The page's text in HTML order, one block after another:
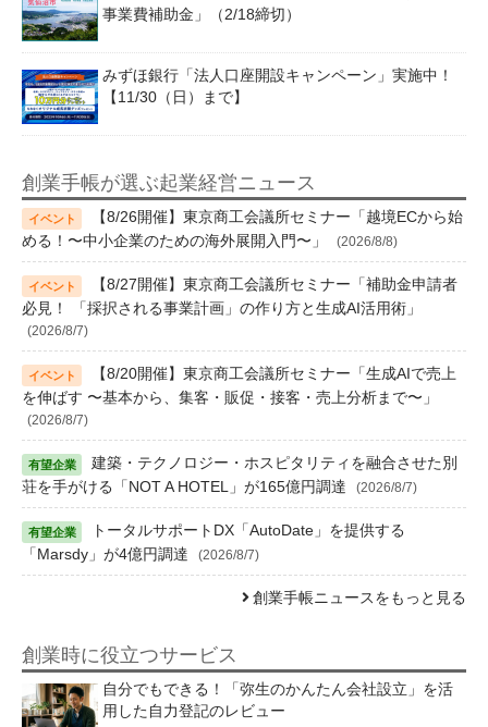
事業費補助金」（2/18締切）
みずほ銀行「法人口座開設キャンペーン」実施中！
【11/30（日）まで】
創業手帳が選ぶ起業経営ニュース
【8/26開催】東京商工会議所セミナー「越境ECから始
める！〜中小企業のための海外展開入門〜」
(2026/8/8)
【8/27開催】東京商工会議所セミナー「補助金申請者
必見！ 「採択される事業計画」の作り方と生成AI活用術」
(2026/8/7)
【8/20開催】東京商工会議所セミナー「生成AIで売上
を伸ばす 〜基本から、集客・販促・接客・売上分析まで〜」
(2026/8/7)
建築・テクノロジー・ホスピタリティを融合させた別
荘を手がける「NOT A HOTEL」が165億円調達
(2026/8/7)
トータルサポートDX「AutoDate」を提供する
「Marsdy」が4億円調達
(2026/8/7)
創業手帳ニュースをもっと見る
創業時に役立つサービス
自分でもできる！「弥生のかんたん会社設立」を活
用した自力登記のレビュー